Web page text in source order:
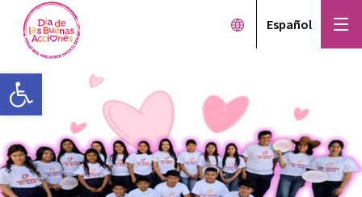
Open toolbar
Español